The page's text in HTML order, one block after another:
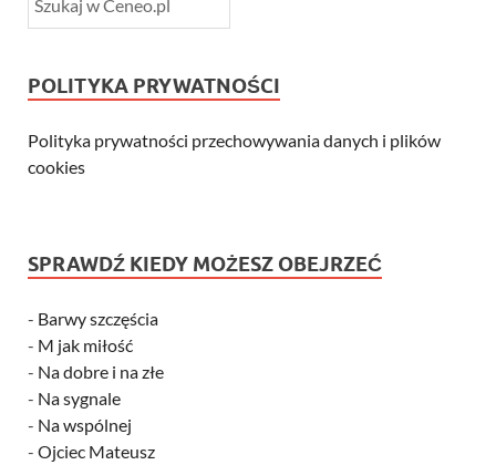
POLITYKA PRYWATNOŚCI
Polityka prywatności przechowywania danych i plików
cookies
SPRAWDŹ KIEDY MOŻESZ OBEJRZEĆ
- Barwy szczęścia
- M jak miłość
- Na dobre i na złe
- Na sygnale
- Na wspólnej
- Ojciec Mateusz